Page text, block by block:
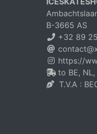
B-3665 AS
+32 89
https://
to BE, NL,
T.V.A :